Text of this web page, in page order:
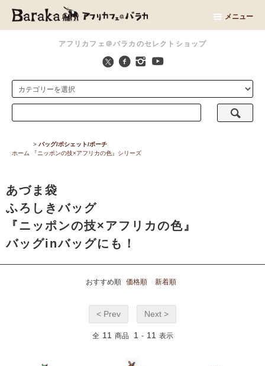
アフリカフェ＠バラカのセレクトショップ
メニュー
ホーム
> バッグ/ポシェット/ポーチ
『ニッポンの技×アフリカの色』シリーズ
あづま袋
ふろしきバッグ
『ニッポンの技×アフリカの色』
バッグinバッグにも！
おすすめ順 価格順 新着順
< Prev Next >
全 11 商品 1 - 11 表示